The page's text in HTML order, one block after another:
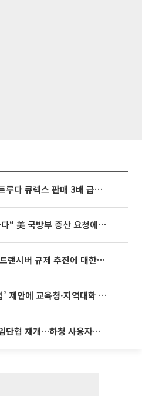
대신證 “알테오젠, 키트루다 큐렉스 판매 3배 급증…목표가 41만원 상향”
[특징주] “탄약 부족하다“ 美 국방부 증산 요청에⋯국내 방산주 급등세
[특징주] 美 중국산 광트랜시버 규제 추진에 대한광통신 등 광통신株 강세
육청·지역대학 서·논술형 입시 연계 '착수'
현대차·기아, 이번 주 임단협 재개…하청 사용자성 재심도 ‘변수’